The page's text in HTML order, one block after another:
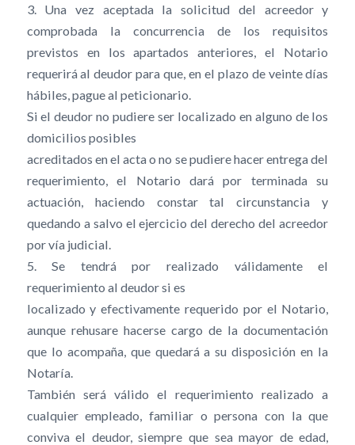
3. Una vez aceptada la solicitud del acreedor y
comprobada la concurrencia de los requisitos
previstos en los apartados anteriores, el Notario
requerirá al deudor para que, en el plazo de veinte días
hábiles, pague al peticionario.
Si el deudor no pudiere ser localizado en alguno de los
domicilios posibles
acreditados en el acta o no se pudiere hacer entrega del
requerimiento, el Notario dará por terminada su
actuación, haciendo constar tal circunstancia y
quedando a salvo el ejercicio del derecho del acreedor
por vía judicial.
5. Se tendrá por realizado válidamente el
requerimiento al deudor si es
localizado y efectivamente requerido por el Notario,
aunque rehusare hacerse cargo de la documentación
que lo acompaña, que quedará a su disposición en la
Notaría.
También será válido el requerimiento realizado a
cualquier empleado, familiar o persona con la que
conviva el deudor, siempre que sea mayor de edad,